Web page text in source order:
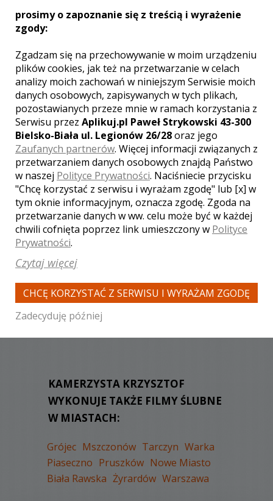
[ brak komentarzy ]
INNE LOSOWE FILMY TEGO
KAMERZYSTY
WYŚWIETLEŃ:906
KOMENTARZY: 0
WYŚWIETLEŃ:
KAMERZYSTA KRZYSZTOF
WYKONUJE TAKŻE FILMY ŚLUBNE
W MIASTACH:
Grójec Mszczonów Tarczyn Warka
Piaseczno Pruszków Nowe Miasto
Biała Rawska Żyrardów Warszawa
prosimy o zapoznanie się z treścią i wyrażenie
zgody:
Zgadzam się na przechowywanie w moim urządzeniu
plików cookies, jak też na przetwarzanie w celach
analizy moich zachowań w niniejszym Serwisie moich
danych osobowych, zapisywanych w tych plikach,
pozostawianych przeze mnie w ramach korzystania z
Serwisu przez Aplikuj.pl Paweł Strykowski 43-300
Bielsko-Biała ul. Legionów 26/28oraz jego
Zaufanych partnerów. Więcej informacji związanych z
przetwarzaniem danych osobowych znajdą Państwo
w naszej Polityce Prywatności. Naciśniecie przycisku
"Chcę korzystać z serwisu i wyrażam zgodę" lub [x] w
tym oknie informacyjnym, oznacza zgodę. Zgoda na
przetwarzanie danych w ww. celu może być w każdej
chwili cofnięta poprzez link umieszczony w Polityce
Prywatności.
Czytaj więcej
CHCĘ KORZYSTAĆ Z SERWISU I WYRAŻAM ZGODĘ
Zadecyduję później